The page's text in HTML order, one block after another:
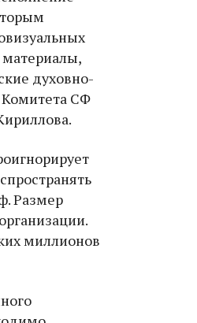
материалы,
духовно-
Комитета СФ
Размер
миллионов